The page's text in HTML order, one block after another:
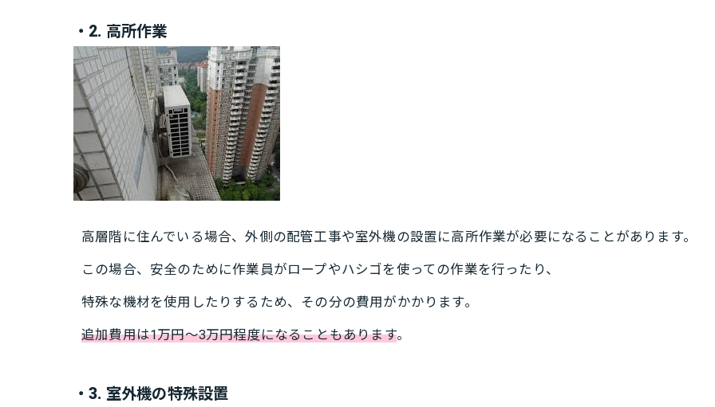
・2. 高所作業
高層階に住んでいる場合、外側の配管工事や室外機の設置に高所作業が必要になることがあります。
この場合、安全のために作業員がロープやハシゴを使っての作業を行ったり、
特殊な機材を使用したりするため、その分の費用がかかります。
追加費用は1万円～3万円程度になることもあります。
・3. 室外機の特殊設置